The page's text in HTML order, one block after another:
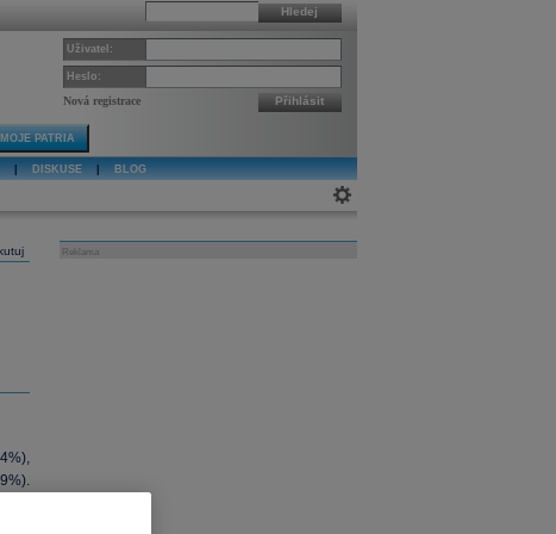
Hledej
Uživatel:
Heslo:
Nová registrace Přihlásit
MOJE PATRIA
DISKUSE BLOG
Reklama